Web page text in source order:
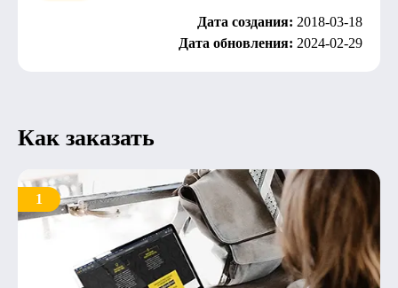
Дата создания: 2018-03-18
Дата обновления: 2024-02-29
Как заказать
1